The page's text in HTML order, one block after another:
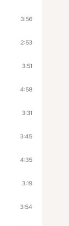
3:56
2:53
3:51
4:58
3:31
3:45
4:35
3:19
3:54